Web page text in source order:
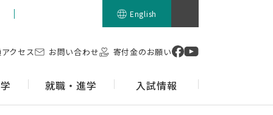
English
クセス お問い合わせ 寄付金のお願い
就職・進学 入試情報